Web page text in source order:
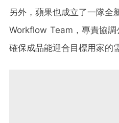
另外，蘋果也成立了一隊全
Workflow Team，專責協調
確保成品能迎合目標用家的